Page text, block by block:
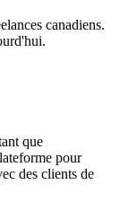
canadiens.
que
pour
des clients de